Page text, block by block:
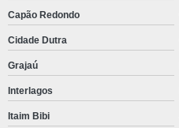
Capão Redondo
Cidade Dutra
Grajaú
Interlagos
Itaim Bibi